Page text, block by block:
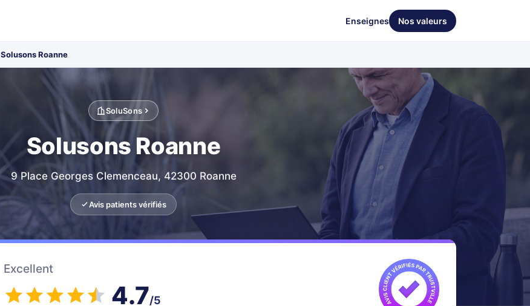
Enseignes Nos valeurs
Solusons Roanne
SoluSons
Solusons Roanne
9 Place Georges Clemenceau, 42300 Roanne
Avis patients vérifiés
Excellent
4.7/5